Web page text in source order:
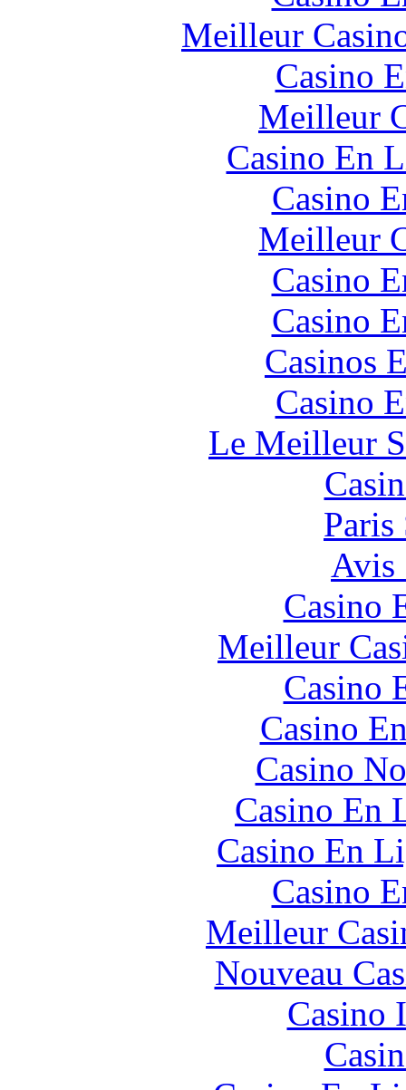
Meilleur
Casino
Meilleur
Casino En
Casino
Meilleur
Casino
Casino
Casinos
Casino
Le Meilleur
Avis
Casino
Meilleur
Casino
Casino
Casino
Casino En
Casino En
Casino
Meilleur
Nouveau
Casino